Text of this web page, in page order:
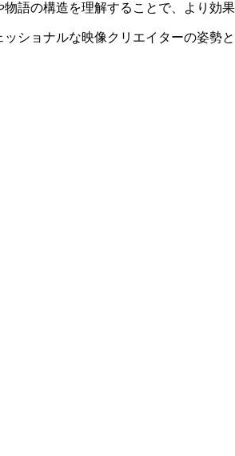
語の構造を理解することで、より効
ショナルな映像クリエイターの姿勢と